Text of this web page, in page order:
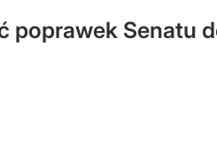
poprawek Senatu